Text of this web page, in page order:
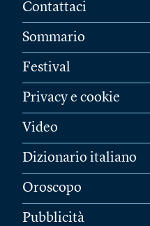
Contattaci
Sommario
Festival
Privacy e cookie
Video
Dizionario italiano
Oroscopo
Pubblicità